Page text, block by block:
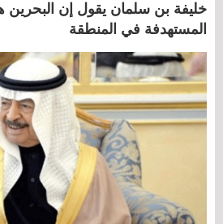
خليفة بن سلمان يقول إن البحرين
المستهدفة في المنطقة